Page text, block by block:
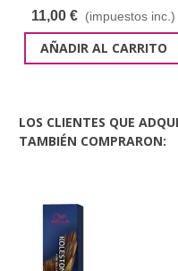
intenso 60 ml
11,00 € (impuestos inc.)
AÑADIR AL CARRITO
LOS CLIENTES QUE
TAMBIÉN COMPRARON: